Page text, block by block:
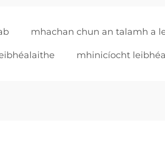
mhachan chun an talamh a
mhinicíocht